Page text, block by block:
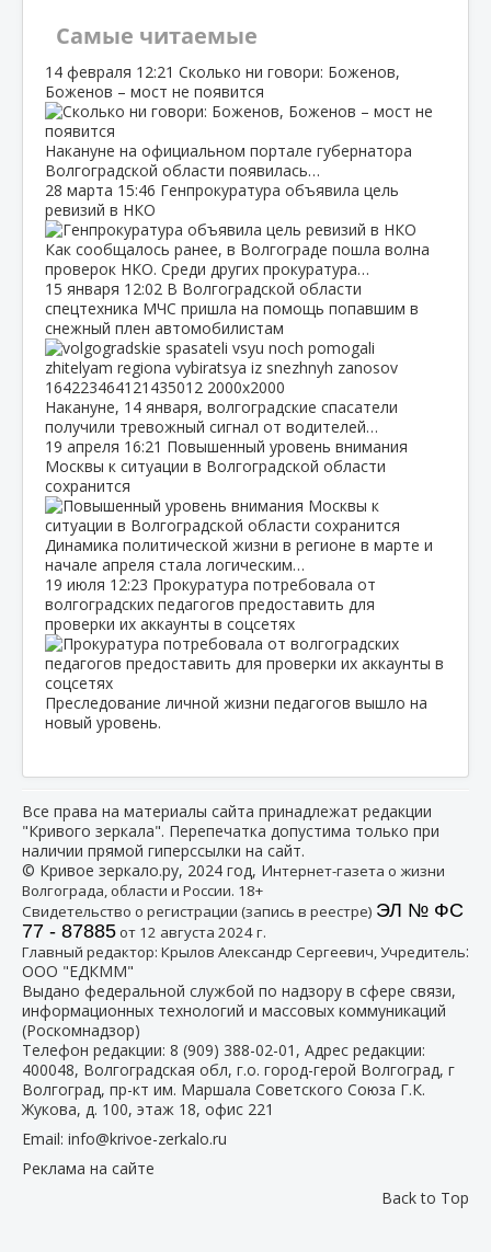
Самые читаемые
14 февраля 12:21 Сколько ни говори: Боженов,
Боженов – мост не появится
Накануне на официальном портале губернатора
Волгоградской области появилась…
28 марта 15:46 Генпрокуратура объявила цель
ревизий в НКО
Как сообщалось ранее, в Волгограде пошла волна
проверок НКО. Среди других прокуратура…
15 января 12:02 В Волгоградской области
спецтехника МЧС пришла на помощь попавшим в
снежный плен автомобилистам
Накануне, 14 января, волгоградские спасатели
получили тревожный сигнал от водителей…
19 апреля 16:21 Повышенный уровень внимания
Москвы к ситуации в Волгоградской области
сохранится
Динамика политической жизни в регионе в марте и
начале апреля стала логическим…
19 июля 12:23 Прокуратура потребовала от
волгоградских педагогов предоставить для
проверки их аккаунты в соцсетях
Преследование личной жизни педагогов вышло на
новый уровень.
Все права на материалы сайта принадлежат редакции
"Кривого зеркала". Перепечатка допустима только при
наличии прямой гиперссылки на сайт.
© Кривое зеркало.ру, 2024 год, Интернет-газета о жизни
Волгограда, области и России. 18+
Свидетельство о регистрации (запись в реестре) ЭЛ № ФС
77 - 87885от 12 августа 2024 г.
Главный редактор: Крылов Александр Сергеевич, Учредитель:
ООО "ЕДКММ"
Выдано федеральной службой по надзору в сфере связи,
информационных технологий и массовых коммуникаций
(Роскомнадзор)
Телефон редакции: 8 (909) 388-02-01 , Адрес редакции:
400048, Волгоградская обл, г.о. город-герой Волгоград, г
Волгоград, пр-кт им. Маршала Советского Союза Г.К.
Жукова, д. 100, этаж 18, офис 221
Email: info@krivoe-zerkalo.ru
Реклама на сайте
Back to Top